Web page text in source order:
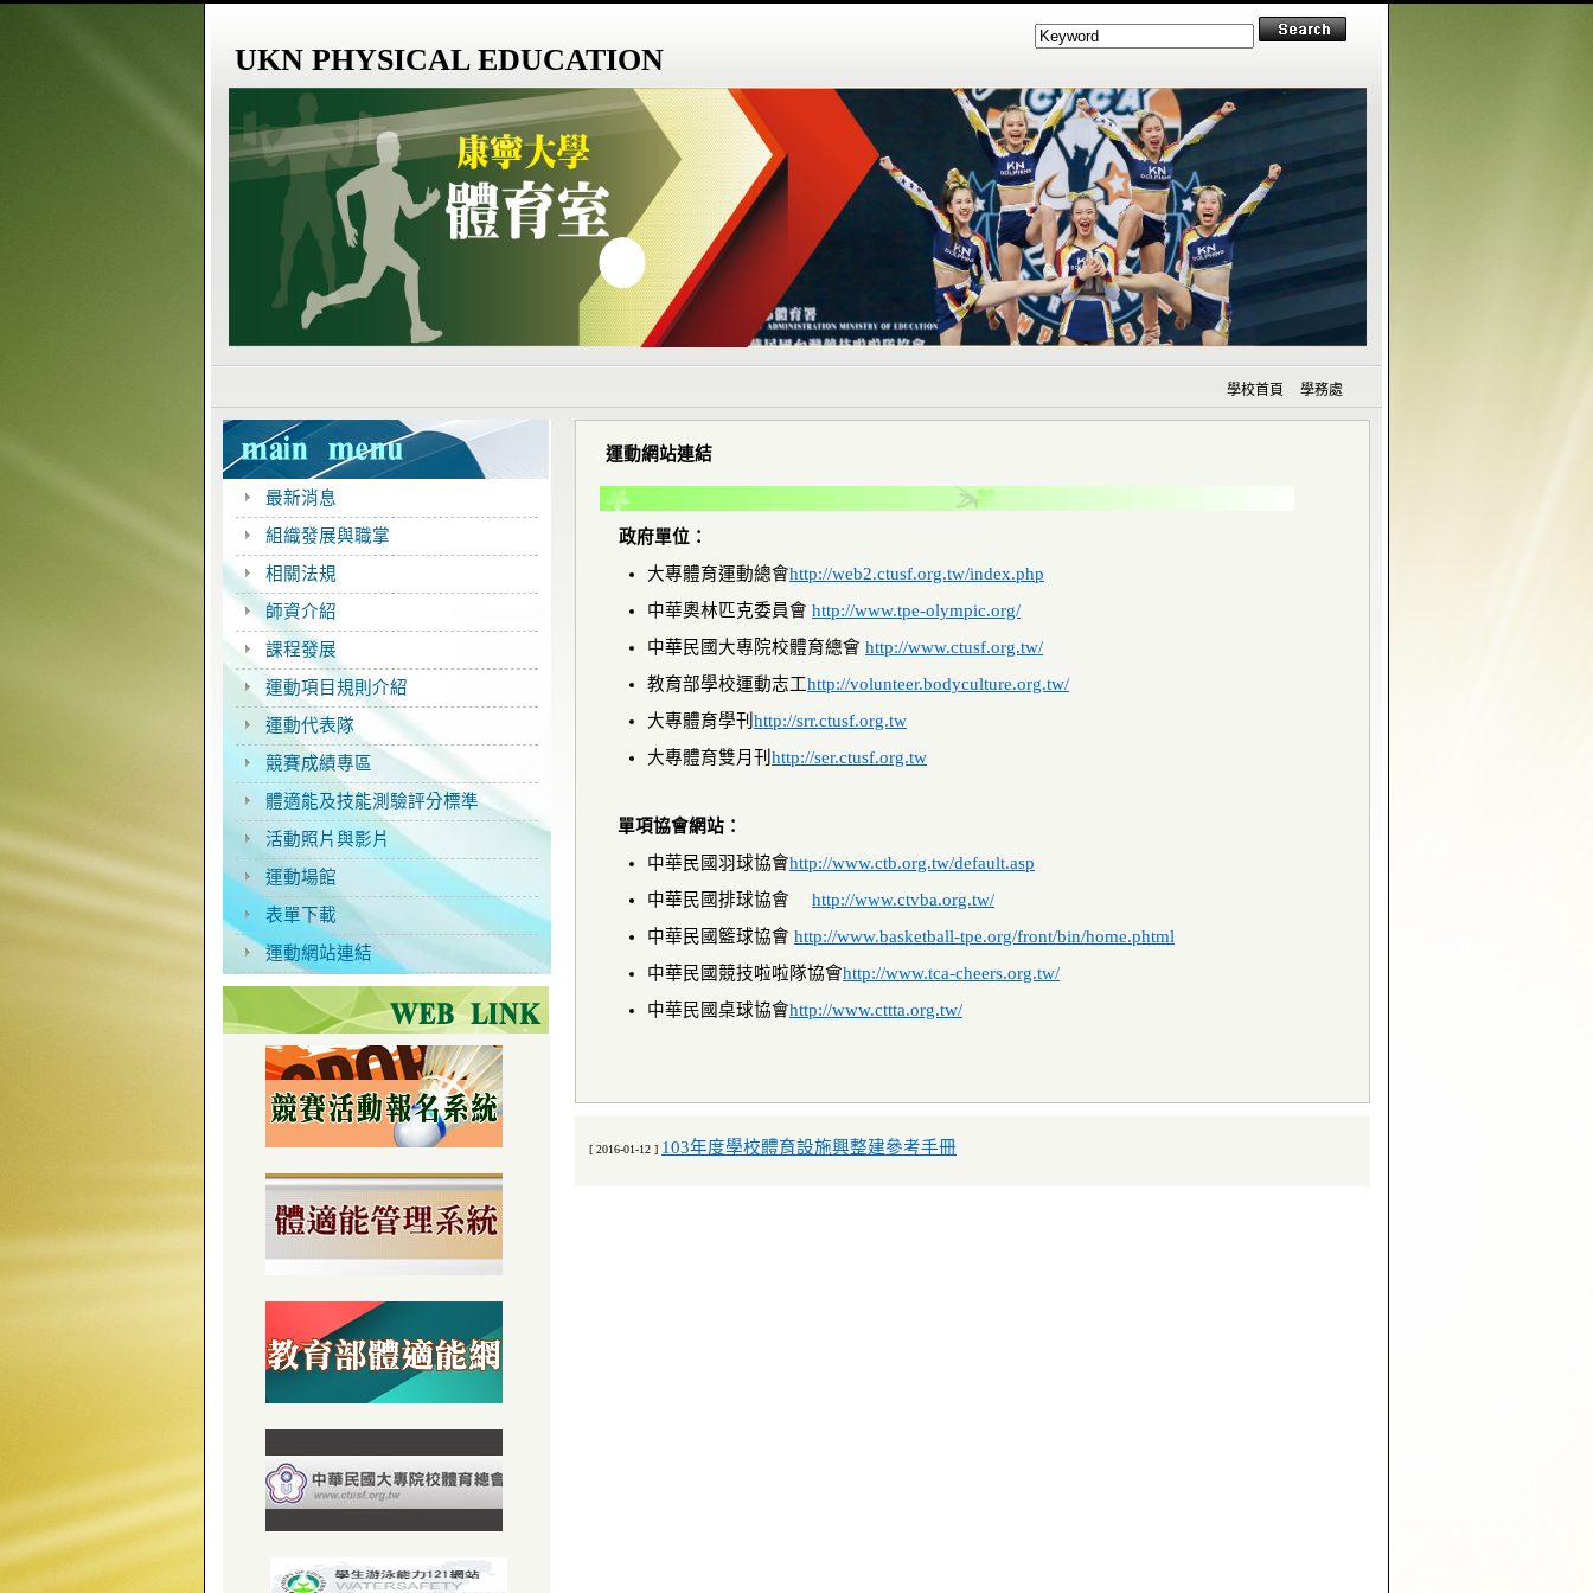
UKN PHYSICAL EDUCATION
學校首頁 學務處
最新消息
組織發展與職掌
相關法規
師資介紹
課程發展
運動項目規則介紹
運動代表隊
競賽成績專區
體適能及技能測驗評分標準
活動照片與影片
運動場館
表單下載
運動網站連結
運動網站連結
政府單位：
大專體育運動總會http://web2.ctusf.org.tw/index.php
中華奧林匹克委員會 http://www.tpe-olympic.org/
中華民國大專院校體育總會 http://www.ctusf.org.tw/
教育部學校運動志工http://volunteer.bodyculture.org.tw/
大專體育學刊 http://srr.ctusf.org.tw
大專體育雙月刊 http://ser.ctusf.org.tw
單項協會網站：
中華民國羽球協會http://www.ctb.org.tw/default.asp
中華民國排球協會 http://www.ctvba.org.tw/
中華民國籃球協會 http://www.basketball-tpe.org/front/bin/home.phtml
中華民國競技啦啦隊協會http://www.tca-cheers.org.tw/
中華民國桌球協會http://www.cttta.org.tw/
[ 2016-01-12 ] 103年度學校體育設施興整建參考手冊